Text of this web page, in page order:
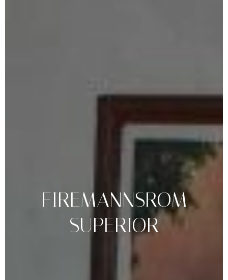
FIREMANNSROM
SUPERIOR